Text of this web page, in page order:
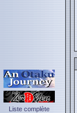
Liste complète